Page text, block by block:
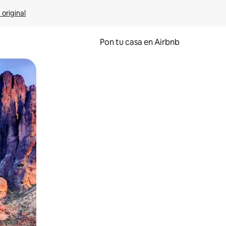
original
Pon tu casa en Airbnb
desliza el dedo.